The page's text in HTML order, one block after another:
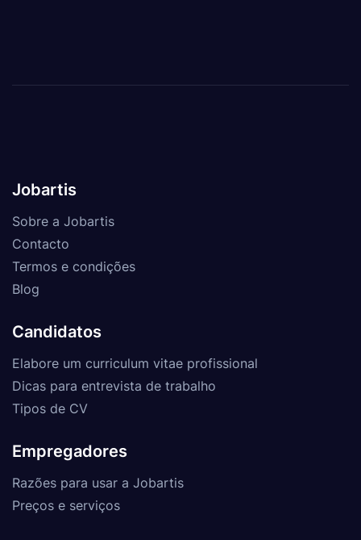
Jobartis
Sobre a Jobartis
Contacto
Termos e condições
Blog
Candidatos
Elabore um curriculum vitae profissional
Dicas para entrevista de trabalho
Tipos de CV
Empregadores
Razões para usar a Jobartis
Preços e serviços